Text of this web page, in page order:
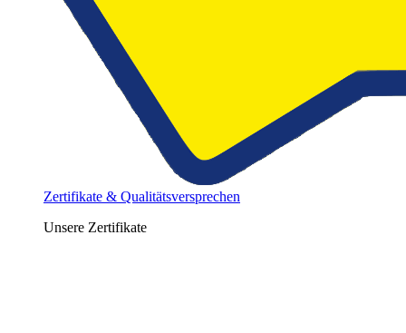
Zertifikate & Qualitätsversprechen
Unsere Zertifikate